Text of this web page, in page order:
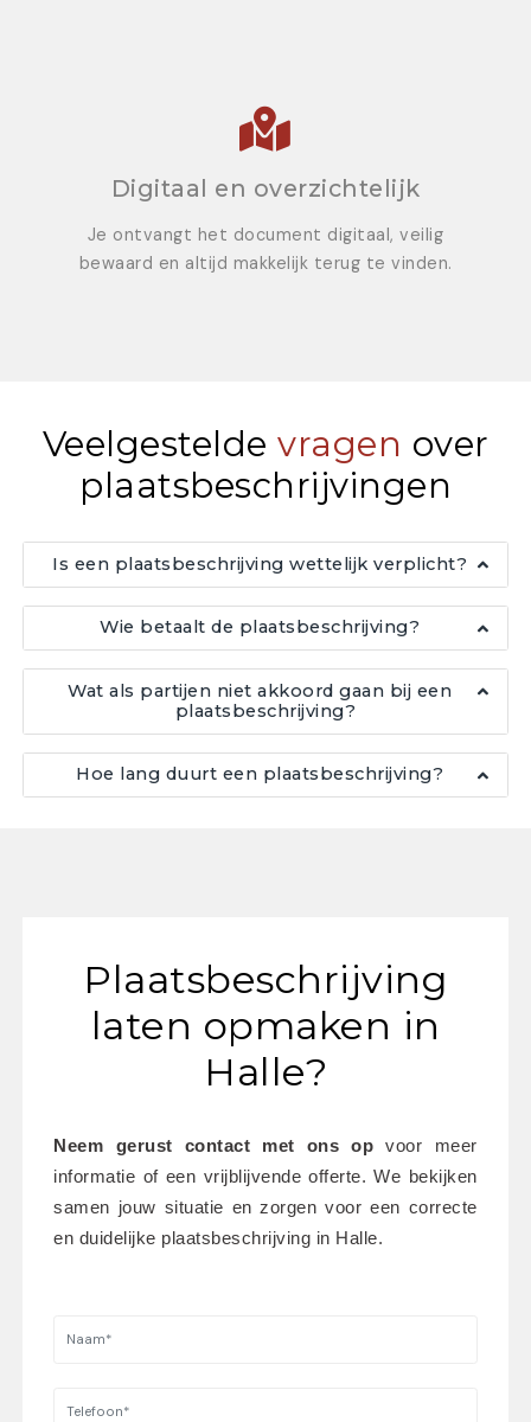
Digitaal en overzichtelijk
Je ontvangt het document digitaal, veilig
bewaard en altijd makkelijk terug te vinden.
Veelgestelde vragen over
plaatsbeschrijvingen
Is een plaatsbeschrijving wettelijk verplicht?
Wie betaalt de plaatsbeschrijving?
Wat als partijen niet akkoord gaan bij een
plaatsbeschrijving?
Hoe lang duurt een plaatsbeschrijving?
Plaatsbeschrijving
laten opmaken in
Halle?
Neem gerust contact met ons op voor meer
informatie of een vrijblijvende offerte. We bekijken
samen jouw situatie en zorgen voor een correcte
en duidelijke plaatsbeschrijving in Halle.